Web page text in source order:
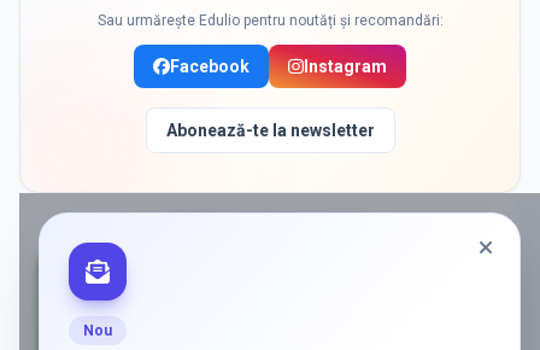
Sau urmărește Edulio pentru noutăți și recomandări:
Facebook Instagram
Abonează-te la newsletter
Nou